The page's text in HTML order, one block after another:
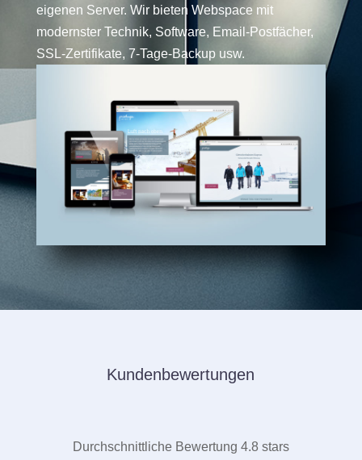
eigenen Server. Wir bieten Webspace mit
modernster Technik, Software, Email-Postfächer,
SSL-Zertifikate, 7-Tage-Backup usw.
Kundenbewertungen
Durchschnittliche Bewertung 4.8 stars